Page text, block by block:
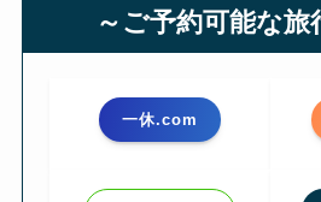
～ご予約可能な旅
一休.com